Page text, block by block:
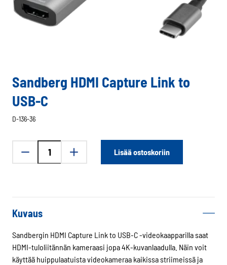
Sandberg HDMI Capture Link to
USB-C
D-136-36
to
C
määrä
Lisää ostoskoriin
Kuvaus
Sandbergin HDMI Capture Link to USB-C -videokaapparilla saat
HDMI-tuloliitännän kameraasi jopa 4K-kuvanlaadulla. Näin voit
käyttää huippulaatuista videokameraa kaikissa striimeissä ja